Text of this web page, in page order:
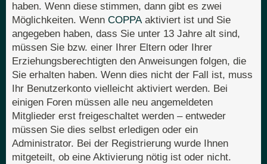
haben. Wenn diese stimmen, dann gibt es zwei
Möglichkeiten. Wenn COPPAaktiviert ist und Sie
angegeben haben, dass Sie unter 13 Jahre alt sind,
müssen Sie bzw. einer Ihrer Eltern oder Ihrer
Erziehungsberechtigten den Anweisungen folgen, die
Sie erhalten haben. Wenn dies nicht der Fall ist, muss
Ihr Benutzerkonto vielleicht aktiviert werden. Bei
einigen Foren müssen alle neu angemeldeten
Mitglieder erst freigeschaltet werden – entweder
müssen Sie dies selbst erledigen oder ein
Administrator. Bei der Registrierung wurde Ihnen
mitgeteilt, ob eine Aktivierung nötig ist oder nicht.